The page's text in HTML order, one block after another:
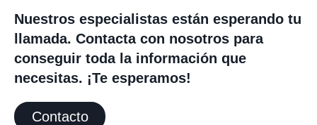
Nuestros especialistas están esperando tu
llamada. Contacta con nosotros para
conseguir toda la información que
necesitas. ¡Te esperamos!
Contacto